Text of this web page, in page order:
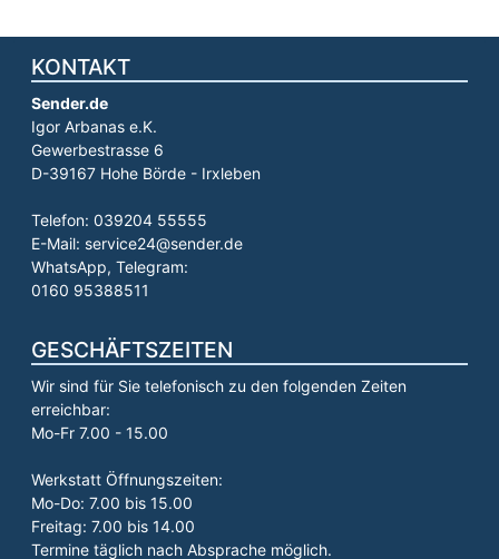
KONTAKT
Sender.de
Igor Arbanas e.K.
Gewerbestrasse 6
D-39167 Hohe Börde - Irxleben
Telefon: 039204 55555
E-Mail: service24@sender.de
WhatsApp, Telegram:
0160 95388511
GESCHÄFTSZEITEN
Wir sind für Sie telefonisch zu den folgenden Zeiten
erreichbar:
Mo-Fr 7.00 - 15.00
Werkstatt Öffnungszeiten:
Mo-Do: 7.00 bis 15.00
Freitag: 7.00 bis 14.00
Termine täglich nach Absprache möglich.